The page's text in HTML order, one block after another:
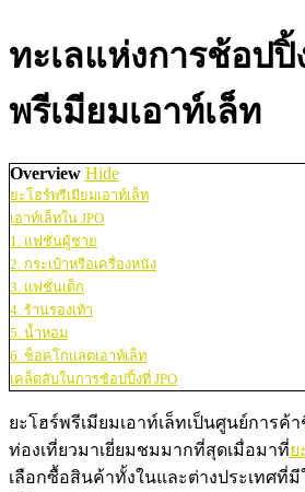
ทะเลแห่งการช้อปปิ้
พรีเมียมเอาท์เล็ท
Overview Hide
ยะโฮร์พรีเมียมเอาท์เล็ท
เอาท์เล็ทใน JPO
1. แฟชั่นผู้ชาย
2. กระเป๋าหรือเครื่องหนัง
3. แฟชั่นเด็ก
4. ร้านรองเท้า
5. น้ำหอม
6. ช็อคโกแลตเอาท์เล็ท
เคล็ดลับในการช้อปปิ้งที่ JPO
ยะโฮร์พรีเมียมเอาท์เล็ทเป็นศูนย์การ
ท่องเที่ยวมาเยี่ยมชมมากที่สุดเมื่อมาที่ย
เลือกซื้อสินค้าทั้งในและต่างประเทศที่มี